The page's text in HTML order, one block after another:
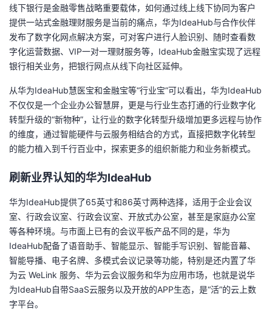
线下银行是金融零售战略重要载体，如何通过线上线下协同为客户
提供一站式金融理财服务是当前的痛点，华为IdeaHub与合作伙伴
发布了数字化网点解决方案，可对客户进行人脸识别、随时查看数
字化运营数据、VIP一对一理财服务等，IdeaHub金融宝实现了远程
银行相关业务，把银行网点从线下向社区延伸。
从华为IdeaHub慧医宝和金融宝等“行业宝”可以看出，华为IdeaHub
不仅仅是一个企业办公智慧屏，更是与行业生态打通的行业数字化
转型升级的“新物种”，让行业的数字化转型升级增加更多远程与协作
的维度，通过智能硬件与云服务相结合的方式，直接把数字化转型
的能力植入到千行百业中，探索更多的组织新能力和业务新模式。
刷新业界认知的华为IdeaHub
华为IdeaHub提供了65英寸和86英寸两种选择，适用于企业会议
室、行政会议室、行政会议室、开放式办公室，甚至是家庭办公室
等各种环境。与市面上已有的会议平板产品不同的是，华为
IdeaHub配备了语音助手、智能显示、智能手写识别、智能音幕、
智能导播、电子名牌、多模式会议记录等功能，特别是还内置了华
为云 WeLink 服务、华为云会议服务和华为应用市场，也就是说华
为IdeaHub自带SaaS云服务以及开放的APP生态，是“活”的云上数
字平台。